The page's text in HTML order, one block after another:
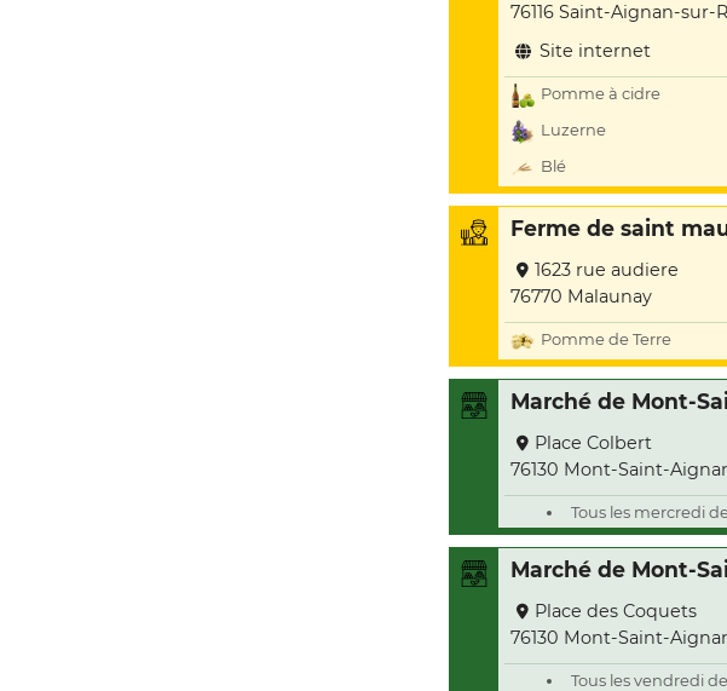
76116 Saint-Aignan-sur-
Site internet
Pomme à cidre
Luzerne
Blé
Ferme de saint
1623 rue audiere
76770 Malaunay
Pomme de Terre
Marché de Mont-
Place Colbert
76130 Mont-Saint-
Tous les mercredi
Marché de Mont-
Place des Coquets
76130 Mont-Saint-
Tous les vendredi